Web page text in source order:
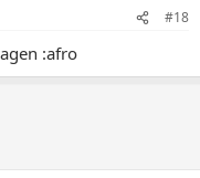
#18
:afro